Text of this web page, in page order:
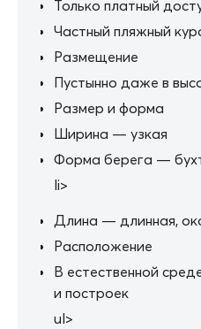
Только платный
Частный пляжный
Размещение
Пустынно даже в
Размер и форма
Ширина — узкая
Форма берега —
li>
Длина — длинная,
Расположение
В естественной
и построек
ul>